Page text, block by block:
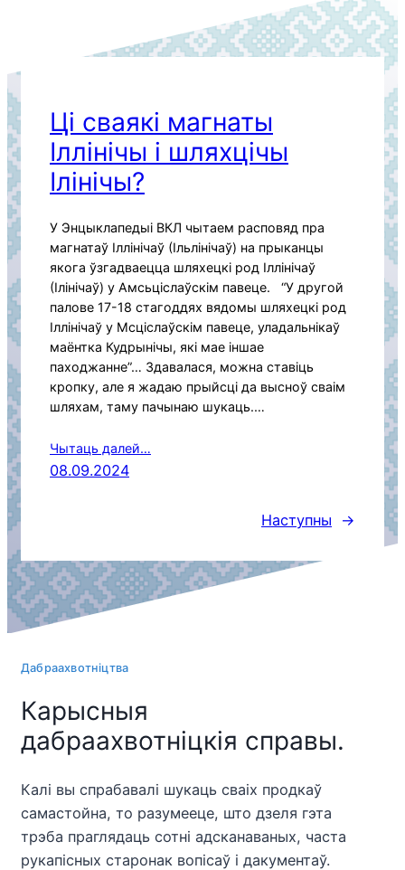
Ці сваякі магнаты
Іллінічы і шляхцічы
Ілінічы?
У Энцыклапедыі ВКЛ чытаем расповяд пра
магнатаў Іллінічаў (Ільлінічаў) на прыканцы
якога ўзгадваецца шляхецкі род Іллінічаў
(Ілінічаў) у Амсьціслаўскім павеце. “У другой
палове 17-18 стагоддях вядомы шляхецкі род
Іллінічаў у Мсціслаўскім павеце, уладальнікаў
маёнтка Кудрынічы, які мае іншае
паходжанне”… Здавалася, можна ставіць
кропку, але я жадаю прыйсці да высноў сваім
шляхам, таму пачынаю шукаць.…
Чытаць далей…
08.09.2024
Наступны →
Дабраахвотніцтва
Карысныя
дабраахвотніцкія справы.
Калі вы спрабавалі шукаць сваіх продкаў
самастойна, то разумееце, што дзеля гэта
трэба праглядаць сотні адсканаваных, часта
рукапісных старонак вопісаў і дакументаў.